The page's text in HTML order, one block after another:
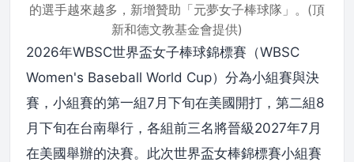
的選手越來越多，新增贊助「元夢女子棒球隊」。(頂
新和德文教基金會提供)
2026年WBSC世界盃女子棒球錦標賽（WBSC
Women's Baseball World Cup）分為小組賽與決
賽，小組賽的第一組7月下旬在美國開打，第二組8
月下旬在台南舉行，各組前三名將晉級2027年7月
在美國舉辦的決賽。此次世界盃女棒錦標賽小組賽